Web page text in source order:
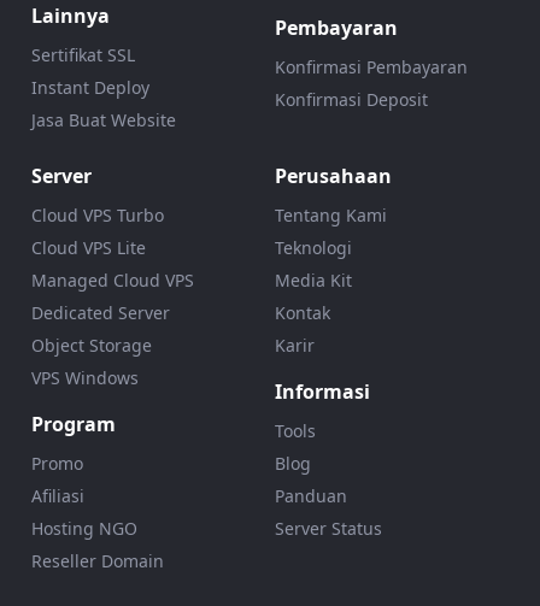
Lainnya
Sertifikat SSL
Instant Deploy
Jasa Buat Website
Pembayaran
Konfirmasi Pembayaran
Konfirmasi Deposit
Server
Cloud VPS Turbo
Cloud VPS Lite
Managed Cloud VPS
Dedicated Server
Object Storage
VPS Windows
Program
Promo
Afiliasi
Hosting NGO
Reseller Domain
Perusahaan
Tentang Kami
Teknologi
Media Kit
Kontak
Karir
Informasi
Tools
Blog
Panduan
Server Status